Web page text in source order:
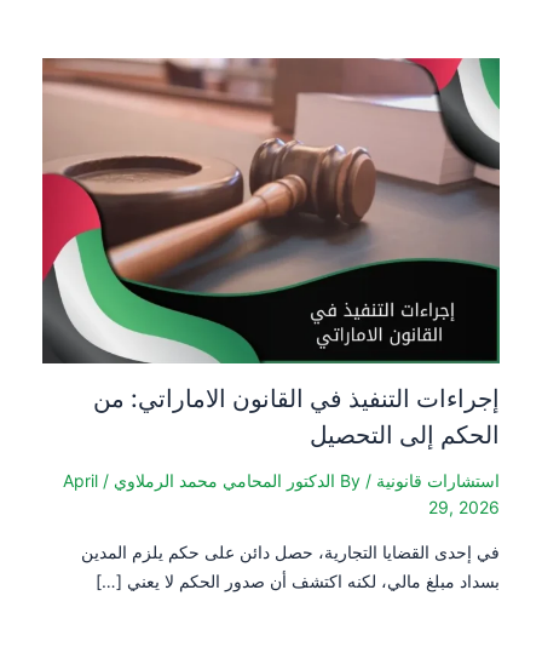
إجراءات التنفيذ في القانون الاماراتي: من
الحكم إلى التحصيل
استشارات قانونية / By الدكتور المحامي محمد الرملاوي /
April
29, 2026
في إحدى القضايا التجارية، حصل دائن على حكم يلزم المدين
بسداد مبلغ مالي، لكنه اكتشف أن صدور الحكم لا يعني […]